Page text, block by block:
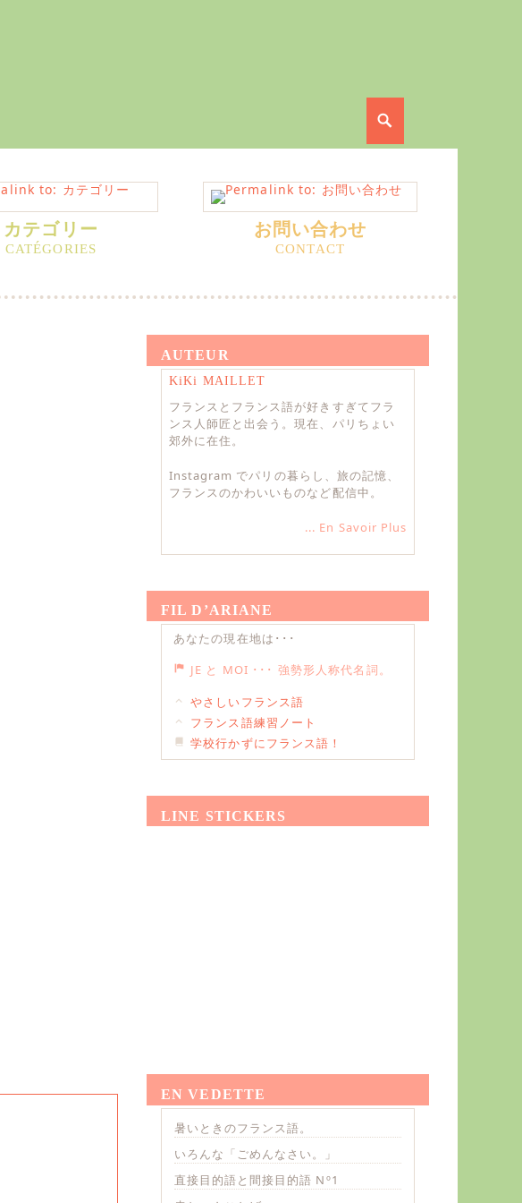
カテゴリー お問い合わせ
AUTEUR
KiKi MAILLET
フランスとフランス語が好きすぎてフラ
ンス人師匠と出会う。現在、パリちょい
郊外に在住。
Instagram でパリの暮らし、旅の記憶、
フランスのかわいいものなど配信中。
... En Savoir Plus
FIL D’ARIANE
あなたの現在地は･･･
JE と MOI ･･･ 強勢形人称代名詞。
やさしいフランス語
フランス語練習ノート
学校行かずにフランス語！
LINE STICKERS
EN VEDETTE
暑いときのフランス語。
いろんな「ごめんなさい。」
直接目的語と間接目的語 Nº1